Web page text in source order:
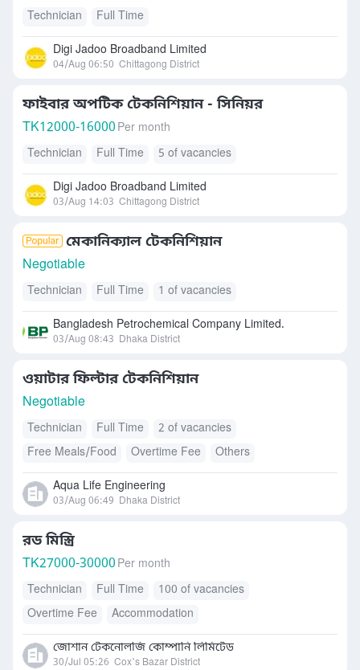
Technician Full Time
Digi Jadoo Broadband Limited
04/Aug 06:50 Chittagong District
ফাইবার অপটিক টেকনিশিয়ান - সিনিয়র
TK12000-16000 Per month
Technician
Full Time 5 of vacancies
Digi Jadoo Broadband Limited
03/Aug 14:03 Chittagong District
মেকানিক্যাল টেকনিশিয়ান
Negotiable
Technician Full Time 1 of vacancies
Bangladesh Petrochemical Company Limited.
03/Aug 08:43 Dhaka District
ওয়াটার ফিল্টার টেকনিশিয়ান
Negotiable
Technician Full Time
2 of vacancies
Free Meals/Food
Overtime Fee Others
Aqua Life Engineering
03/Aug 06:49 Dhaka District
রড মিস্ত্রি
TK27000-30000 Per month
Technician
Full Time
100 of vacancies
Overtime Fee
Accommodation
জোশান টেকনোলজি কোম্পানি লিমিটেড
30/Jul 05:26 Cox's Bazar District